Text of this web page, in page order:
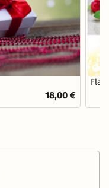
18,00 €